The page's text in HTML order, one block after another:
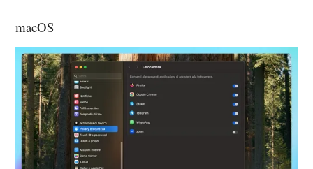
macOS